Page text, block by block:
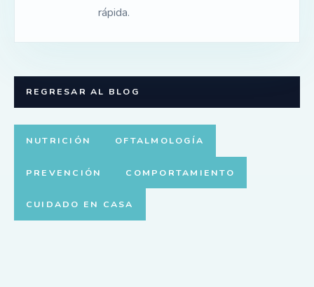
rápida.
REGRESAR AL BLOG
NUTRICIÓN OFTALMOLOGÍA
PREVENCIÓN COMPORTAMIENTO
CUIDADO EN CASA